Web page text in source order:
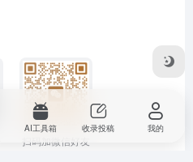
扫码加微信好友
AI工具箱 收录投稿 我的